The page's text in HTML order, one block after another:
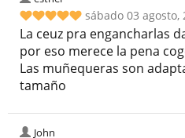
sábado 03 agosto,
La ceuz pra engancharlas
por eso merece la pena
Las muñequeras son
tamaño
John